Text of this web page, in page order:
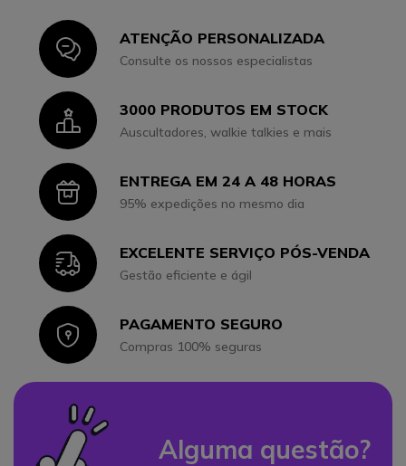
IconATENÇÃO PERSONALIZADA
Consulte os nossos especialistas
Icon3000 PRODUTOS EM STOCK
Auscultadores, walkie talkies e mais
IconENTREGA EM 24 A 48 HORAS
95% expedições no mesmo dia
IconEXCELENTE SERVIÇO PÓS-VENDA
Gestão eficiente e ágil
IconPAGAMENTO SEGURO
Compras 100% seguras
Alguma questão?